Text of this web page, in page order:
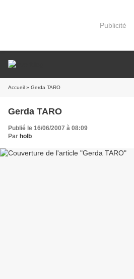
Publicité
Accueil » Gerda TARO
Gerda TARO
Publié le 16/06/2007 à 08:09
Par holb